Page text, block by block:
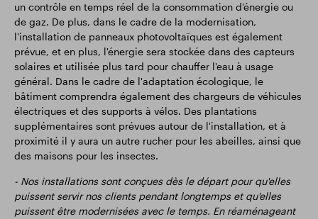
un contrôle en temps réel de la consommation d'énergie ou
de gaz. De plus, dans le cadre de la modernisation,
l'installation de panneaux photovoltaïques est également
prévue, et en plus, l'énergie sera stockée dans des capteurs
solaires et utilisée plus tard pour chauffer l'eau à usage
général. Dans le cadre de l'adaptation écologique, le
bâtiment comprendra également des chargeurs de véhicules
électriques et des supports à vélos. Des plantations
supplémentaires sont prévues autour de l'installation, et à
proximité il y aura un autre rucher pour les abeilles, ainsi que
des maisons pour les insectes.
- Nos installations sont conçues dès le départ pour qu'elles
puissent servir nos clients pendant longtemps et qu'elles
puissent être modernisées avec le temps. En réaménageant